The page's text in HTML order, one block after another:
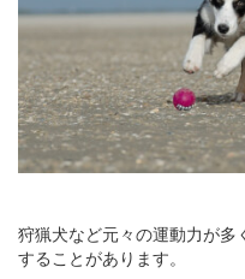
狩猟犬など元々の運動力が多
することがあります。